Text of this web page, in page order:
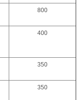
800
400
350
350